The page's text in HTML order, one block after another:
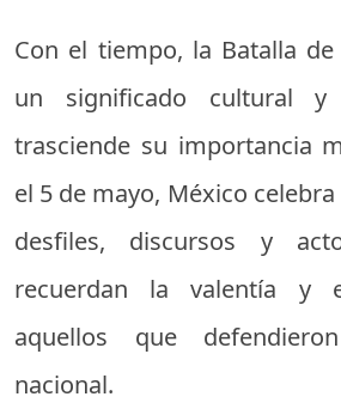
Con el tiempo, la Batalla
un significado cultural y
trasciende su importancia
el 5 de mayo, México
desfiles, discursos y
recuerdan la valentía y
aquellos que
nacional.